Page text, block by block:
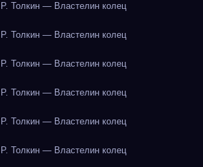
Толкин — Властелин колец
Толкин — Властелин колец
Толкин — Властелин колец
Толкин — Властелин колец
Толкин — Властелин колец
Толкин — Властелин колец